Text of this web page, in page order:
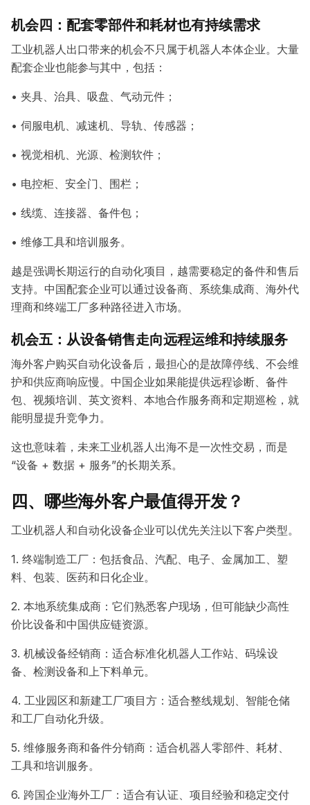
机会四：配套零部件和耗材也有持续需求
工业机器人出口带来的机会不只属于机器人本体企业。大量
配套企业也能参与其中，包括：
• 夹具、治具、吸盘、气动元件；
• 伺服电机、减速机、导轨、传感器；
• 视觉相机、光源、检测软件；
• 电控柜、安全门、围栏；
• 线缆、连接器、备件包；
• 维修工具和培训服务。
越是强调长期运行的自动化项目，越需要稳定的备件和售后
支持。中国配套企业可以通过设备商、系统集成商、海外代
理商和终端工厂多种路径进入市场。
机会五：从设备销售走向远程运维和持续服务
海外客户购买自动化设备后，最担心的是故障停线、不会维
护和供应商响应慢。中国企业如果能提供远程诊断、备件
包、视频培训、英文资料、本地合作服务商和定期巡检，就
能明显提升竞争力。
这也意味着，未来工业机器人出海不是一次性交易，而是
“设备 + 数据 + 服务”的长期关系。
四、哪些海外客户最值得开发？
工业机器人和自动化设备企业可以优先关注以下客户类型。
1. 终端制造工厂：包括食品、汽配、电子、金属加工、塑
料、包装、医药和日化企业。
2. 本地系统集成商：它们熟悉客户现场，但可能缺少高性
价比设备和中国供应链资源。
3. 机械设备经销商：适合标准化机器人工作站、码垛设
备、检测设备和上下料单元。
4. 工业园区和新建工厂项目方：适合整线规划、智能仓储
和工厂自动化升级。
5. 维修服务商和备件分销商：适合机器人零部件、耗材、
工具和培训服务。
6. 跨国企业海外工厂：适合有认证、项目经验和稳定交付